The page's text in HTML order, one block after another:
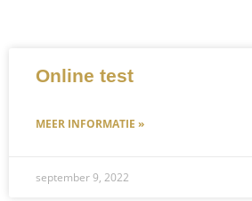
Online test
MEER INFORMATIE »
september 9, 2022